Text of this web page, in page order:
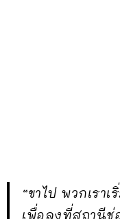
“ขาไป พวกเรา
เพื่อลงที่สถานี